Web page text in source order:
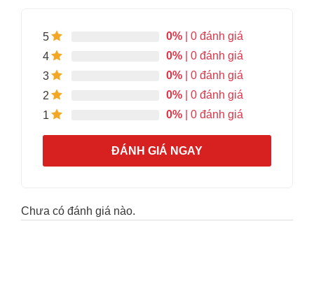
5 0% | 0 đánh giá
4
0% | 0 đánh giá
3
0% | 0 đánh giá
2
0% | 0 đánh giá
1
0% | 0 đánh giá
ĐÁNH GIÁ NGAY
Chưa có đánh giá nào.